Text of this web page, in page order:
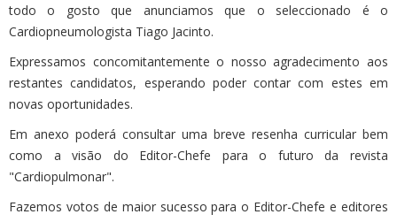
todo o gosto que anunciamos que o seleccionado é o
Cardiopneumologista Tiago Jacinto.
Expressamos concomitantemente o nosso agradecimento aos
restantes candidatos, esperando poder contar com estes em
novas oportunidades.
Em anexo poderá consultar uma breve resenha curricular bem
como a visão do Editor-Chefe para o futuro da revista
"Cardiopulmonar".
Fazemos votos de maior sucesso para o Editor-Chefe e editores